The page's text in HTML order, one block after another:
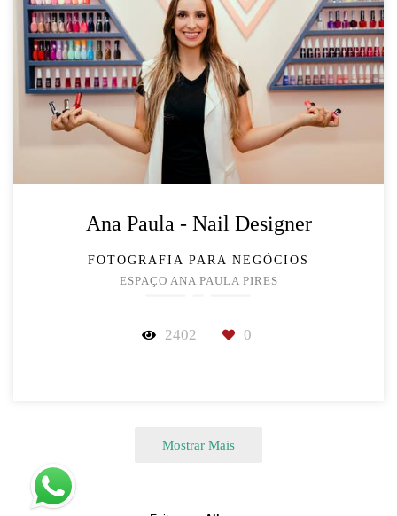
Ana Paula - Nail Designer
FOTOGRAFIA PARA NEGÓCIOS
ESPAÇO ANA PAULA PIRES
2402 0
Mostrar Mais